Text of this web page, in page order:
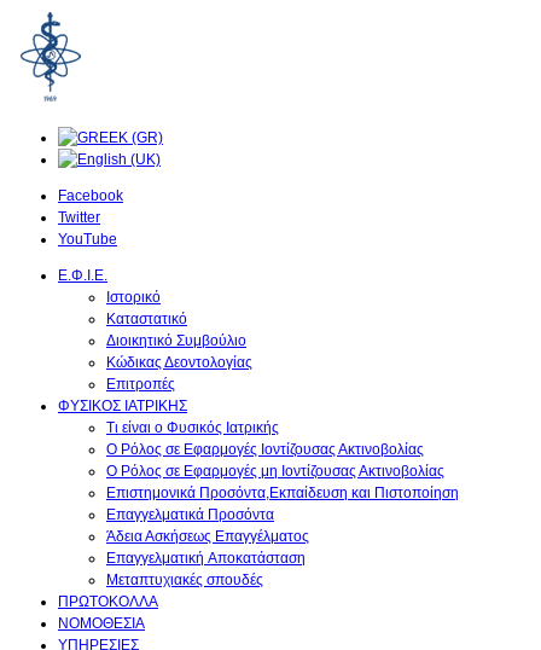
Facebook
Twitter
YouTube
Ε.Φ.Ι.Ε.
Ιστορικό
Καταστατικό
Διοικητικό Συμβούλιο
Κώδικας Δεοντολογίας
Επιτροπές
ΦΥΣΙΚΟΣ ΙΑΤΡΙΚΗΣ
Τι είναι ο Φυσικός Ιατρικής
O Ρόλος σε Εφαρμογές Ιοντίζουσας Ακτινοβολίας
O Ρόλος σε Εφαρμογές μη Ιοντίζουσας Ακτινοβολίας
Επιστημονικά Προσόντα,Εκπαίδευση και Πιστοποίηση
Επαγγελματικά Προσόντα
Άδεια Ασκήσεως Επαγγέλματος
Επαγγελματική Aποκατάσταση
Μεταπτυχιακές σπουδές
ΠΡΩΤΟΚΟΛΛΑ
ΝΟΜΟΘΕΣΙΑ
ΥΠΗΡΕΣΙΕΣ